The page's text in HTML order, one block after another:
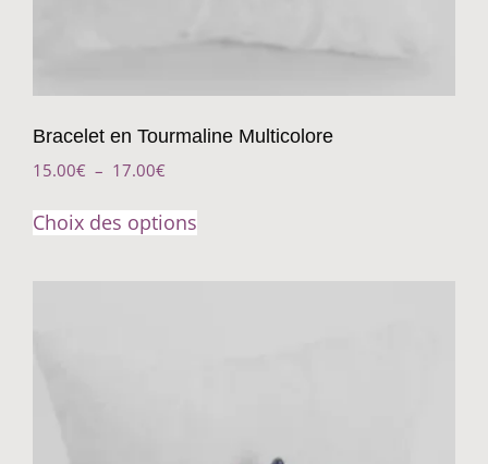
Bracelet en Tourmaline Multicolore
15.00€ – 17.00€
Choix des options